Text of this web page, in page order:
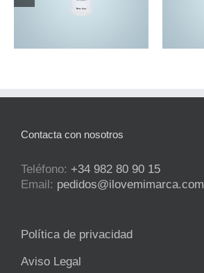
TBC637
Contacta con nosotros
Teléfono: +34 982 80 90 15
Email: pedidos@ilovemimarca.com
Política de privacidad
Aviso Legal